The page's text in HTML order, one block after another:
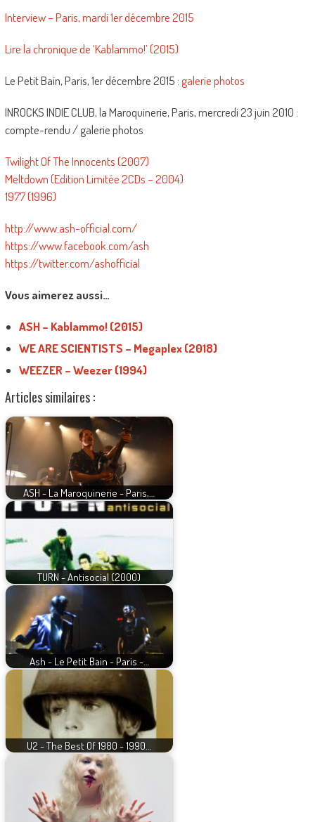
Interview – Paris, mardi 1er décembre 2015
Lire la chronique de ‘Kablammo!’ (2015)
Le Petit Bain, Paris, 1er décembre 2015 :galerie photos
INROCKS INDIE CLUB, la Maroquinerie, Paris, mercredi 23 juin 2010 :
compte-rendu / galerie photos
Twilight Of The Innocents (2007)
Meltdown (Edition Limitée 2CDs – 2004)
1977 (1996)
http://www.ash-official.com/
https://www.facebook.com/ash
https://twitter.com/ashofficial
Vous aimerez aussi…
ASH – Kablammo! (2015)
WE ARE SCIENTISTS – Megaplex (2018)
WEEZER – Weezer (1994)
Articles similaires :
ASH - La Maroquinerie - Paris,…
TURN - Antisocial (2000)
Ash - Le Petit Bain - Paris -…
U2 - The Best Of 1980 - 1990…